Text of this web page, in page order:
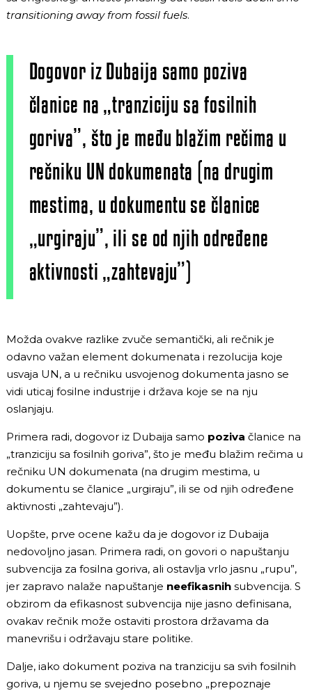
transitioning away from fossil fuels.
Dogovor iz Dubaija samo poziva
članice na „tranziciju sa fosilnih
goriva”, što je među blažim rečima u
rečniku UN dokumenata (na drugim
mestima, u dokumentu se članice
„urgiraju”, ili se od njih određene
aktivnosti „zahtevaju”)
Možda ovakve razlike zvuče semantički, ali rečnik je
odavno važan element dokumenata i rezolucija koje
usvaja UN, a u rečniku usvojenog dokumenta jasno se
vidi uticaj fosilne industrije i država koje se na nju
oslanjaju.
Primera radi, dogovor iz Dubaija samo poziva članice na
„tranziciju sa fosilnih goriva”, što je među blažim rečima u
rečniku UN dokumenata (na drugim mestima, u
dokumentu se članice „urgiraju”, ili se od njih određene
aktivnosti „zahtevaju”).
Uopšte, prve ocene kažu da je dogovor iz Dubaija
nedovoljno jasan. Primera radi, on govori o napuštanju
subvencija za fosilna goriva, ali ostavlja vrlo jasnu „rupu”,
jer zapravo nalaže napuštanje neefikasnih subvencija. S
obzirom da efikasnost subvencija nije jasno definisana,
ovakav rečnik može ostaviti prostora državama da
manevrišu i održavaju stare politike.
Dalje, iako dokument poziva na tranziciju sa svih fosilnih
goriva, u njemu se svejedno posebno „prepoznaje